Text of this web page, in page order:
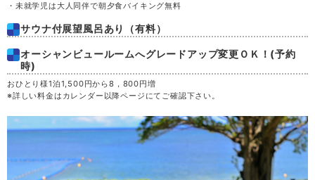
月 31
・未就学児は大人同伴で朝夕食バイキング無料
サウナ付展望風呂あり（有料）
オーシャンビュールームへグレードアップ変更ＯＫ！(予約
時)
おひとり様1泊1,500円から8，800円増
※詳しい料金はカレンダー以降ページにてご確認下さい。